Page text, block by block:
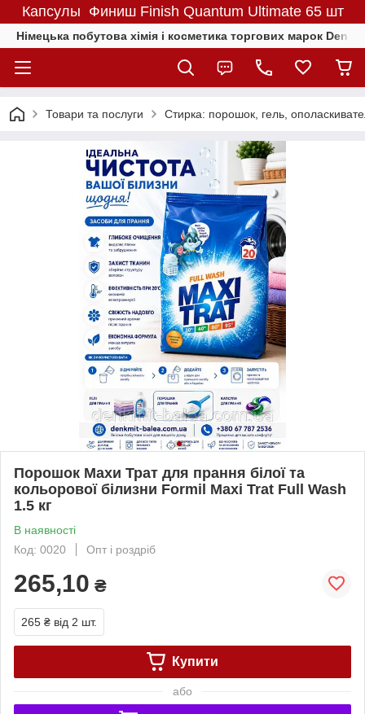
Капсулы Финиш Finish Quantum Ultimate 65 шт
Німецька побутова хімія і косметика торгових марок
Товари та послуги Стирка: порошок, гель,
Порошок Махи Трат для прання білої та
кольорової білизни Formil Maxi Trat Full Wash
1.5 кг
В наявності
Код: 0020
Опт і роздріб
265,10 ₴
265 ₴ від 2 шт.
Купити
або